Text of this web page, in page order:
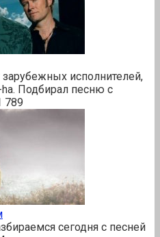
исполнителей,
ha. Подбирал песню с
789
сегодня с песней